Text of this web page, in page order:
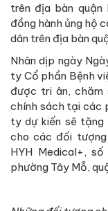
trên địa bàn quận
đồng hành ủng hộ
dân trên địa bàn
Nhân dịp ngày
ty Cổ phần Bệnh
được tri ân,
chính sách tại các
ty dự kiến sẽ tặng
cho các đối
HYH Medical+,
phường Tây Mỗ,